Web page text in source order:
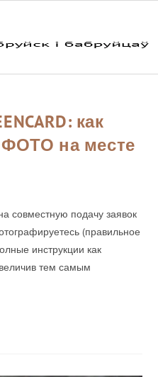
как
ФОТО на месте
совместную подачу заявок
(правильное
инструкции как
тем самым